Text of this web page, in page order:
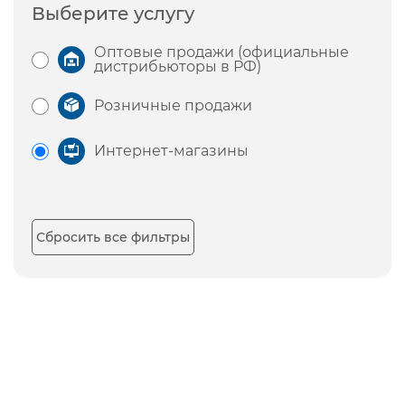
Выберите услугу
Оптовые продажи (официальные
дистрибьюторы в РФ)
Розничные продажи
Интернет-магазины
Сбросить все фильтры